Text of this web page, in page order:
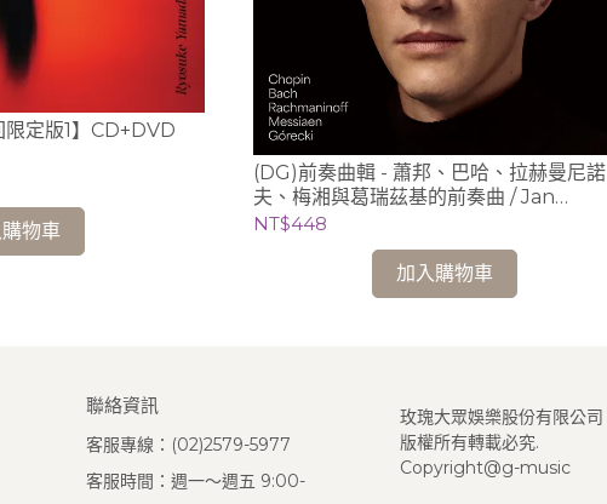
定版1】CD+DVD
物車
(DG)前奏曲輯 - 蕭邦、巴哈、拉赫曼尼諾
夫、梅湘與葛瑞茲基的前奏曲 / Jan
Lisieckie 利謝茲基 (鋼琴)
NT$448
加入購物車
聯絡資訊
客服專線：(02)2579-5977
客服時間：週一～週五 9:00-
玫瑰大眾娛樂股份有限公司
版權所有轉載必究.
Copyright@g-music